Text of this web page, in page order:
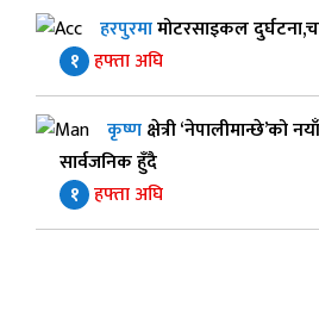
हरपुरमामोटरसाइकल
१ हफ्ता अघि
कृष्णक्षेत्री ‘नेपालीमान्छे’को
सार्वजनिक हुँदै
१ हफ्ता अघि